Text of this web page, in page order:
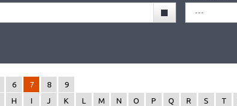
---
6 7 8
9
H I J K L M N O P Q R S T